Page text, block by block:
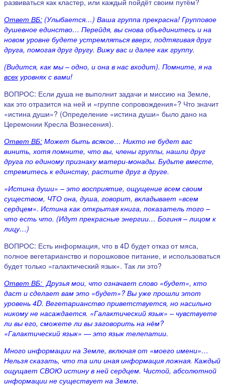
Ответ ВБ: (Улыбается…) Ваша группа прекрасна! Групповое
душевное единство… Перейдя, вы снова объединитесь и на
новом уровне будете устремляться вверх, подтягивая друг
друга, помогая друг другу. Вижу вас и далее как группу.
(Видится, как мы – одно, и она в нас входит). Помните, я на
всех уровнях с вами!
ВОПРОС: Если душа не выполнит задачи и миссию на Земле,
как это отразится на ней и «группе сопровождения»? Что значит
«истина души»? (Определение «истина души» было дано на
Церемонии Кресла Вознесения).
Ответ ВБ: Может быть всякое… Никто не будет вас
винить, хотя помните, что вы, члены группы, нашли друг
друга по единому признаку матери-монады. Будьте вместе,
стремитесь к единству, растите друг в друге.
«Истина души» – это восприятие, ощущение всем своим
существом, ЧТО она, душа, говорит, вкладывает «всем
сердцем». Истина как открытая книга, показатель того –
что есть что. (Идут прекрасные энергии… Богиня – лицом к
лицу…)
ВОПРОС: Есть информация, что в 4D будет отказ от мяса,
полное вегетарианство и порошковое питание, и использоваться
будет только «галактический язык». Так ли это?
Ответ ВБ: Друзья мои, что означает слово «будет», кто
даст и сделает вам это «будет»? Вы уже прошли этот
уровень 4D. Вегетарианство приветствуется, но насильно
никому не насаждается. «Галактический язык» – чувствуете
ли вы его, сможете ли вы заговорить на нём?
«Галактический язык» — это язык телепатии.
Много информации на Земле, включая от «моего имени»…
Нельзя сказать, что та или иная информация ложная. Каждый
ощущает СВОЮ истину в ней сердцем. Чистой, абсолютной
информации не существует на Земле.